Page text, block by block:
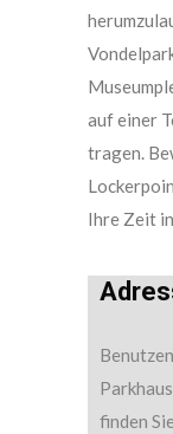
auf einer
tragen.
Ihre Zeit
finden